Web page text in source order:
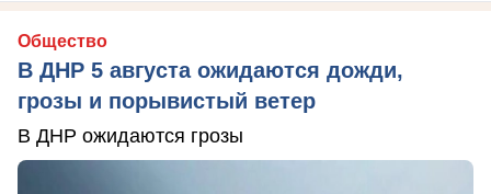
Общество
В ДНР 5 августа ожидаются дожди,
грозы и порывистый ветер
В ДНР ожидаются грозы